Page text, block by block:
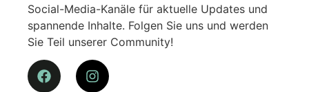
Social-Media-Kanäle für aktuelle Updates und
spannende Inhalte. Folgen Sie uns und werden
Sie Teil unserer Community!